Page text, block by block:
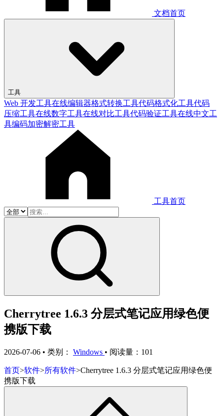
文档首页
工具
Web 开发工具在线编辑器格式转换工具代码格式化工具代码
压缩工具在线数字工具在线对比工具代码验证工具在线中文工
具编码加密解密工具
工具首页
Cherrytree 1.6.3 分层式笔记应用绿色便
携版下载
2026-07-06 • 类别： Windows • 阅读量：101
首页>软件>所有软件>Cherrytree 1.6.3 分层式笔记应用绿色便
携版下载